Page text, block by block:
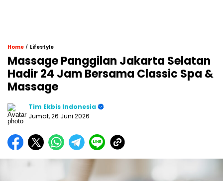
Home / Lifestyle
Massage Panggilan Jakarta Selatan
Hadir 24 Jam Bersama Classic Spa &
Massage
Tim Ekbis Indonesia
Jumat, 26 Juni 2026